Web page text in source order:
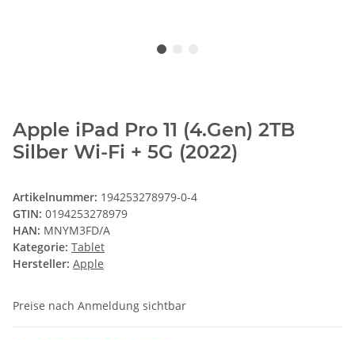
Apple iPad Pro 11 (4.Gen) 2TB
Silber Wi-Fi + 5G (2022)
Artikelnummer: 194253278979-0-4
GTIN: 0194253278979
HAN: MNYM3FD/A
Kategorie: Tablet
Hersteller: Apple
Preise nach Anmeldung sichtbar